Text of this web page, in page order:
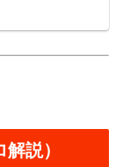
説）